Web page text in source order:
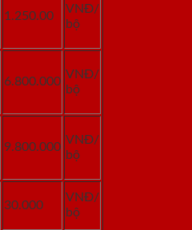
1.250.00
VNĐ/
bộ
6.800.000
VNĐ/
bộ
9.800.000
VNĐ/
bộ
30.000
VNĐ/
bộ